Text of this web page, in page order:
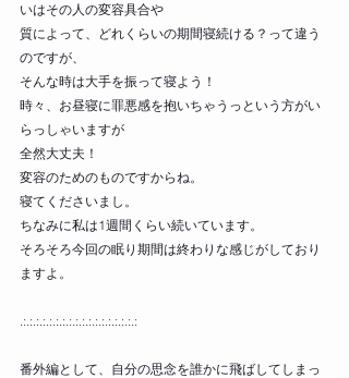
いはその人の変容具合や
質によって、どれくらいの期間寝続ける？って違う
のですが、
そんな時は大手を振って寝よう！
時々、お昼寝に罪悪感を抱いちゃうっという方がい
らっしゃいますが
全然大丈夫！
変容のためのものですからね。
寝てくださいまし。
ちなみに私は1週間くらい続いています。
そろそろ今回の眠り期間は終わりな感じがしており
ますよ。
.:.:.:.:.:.:.:.:.:.:.:.:.:.:.:.:.:.:
番外編として、自分の思念を誰かに飛ばしてしまっ